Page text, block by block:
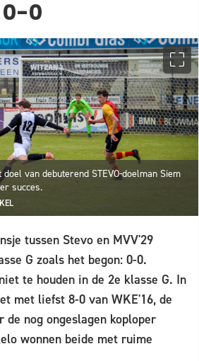
0-0
van debuterend STEVO-doelman Siem
succes.
tussen Stevo en MVV'29
G zoals het begon: 0-0.
te houden in de 2e klasse G. In
met liefst 8-0 van WKE'16, de
de nog ongeslagen koploper
wonnen beide met ruime